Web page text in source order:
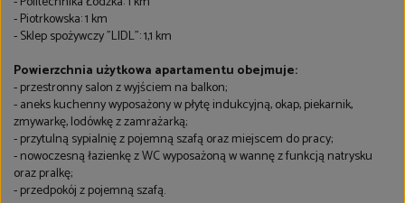
- Piotrkowska: 1 km
- Sklep spożywczy "LIDL": 1,1 km
Powierzchnia użytkowa apartamentu obejmuje:
- przestronny salon z wyjściem na balkon;
- aneks kuchenny wyposażony w płytę indukcyjną, okap, piekarnik,
zmywarkę, lodówkę z zamrażarką;
- przytulną sypialnię z pojemną szafą oraz miejscem do pracy;
- nowoczesną łazienkę z WC wyposażoną w wannę z funkcją natrysku
oraz pralkę;
- przedpokój z pojemną szafą.